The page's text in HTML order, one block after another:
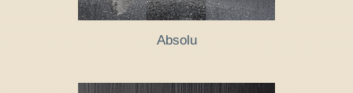
Absolu